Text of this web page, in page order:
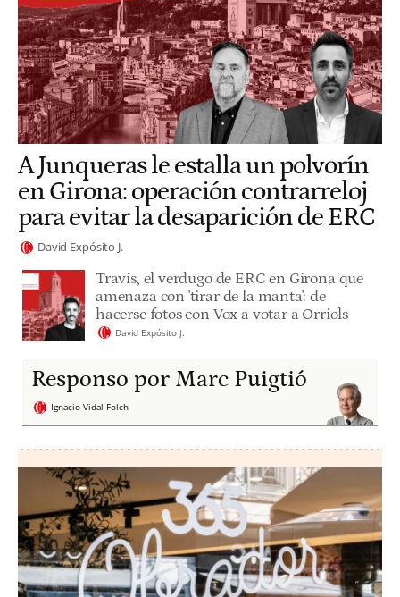
A Junqueras le estalla un polvorín
en Girona: operación contrarreloj
para evitar la desaparición de ERC
David Expósito J.
Travis, el verdugo de ERC en Girona que
amenaza con 'tirar de la manta': de
hacerse fotos con Vox a votar a Orriols
David Expósito J.
Responso por Marc Puigtió
Ignacio Vidal-Folch